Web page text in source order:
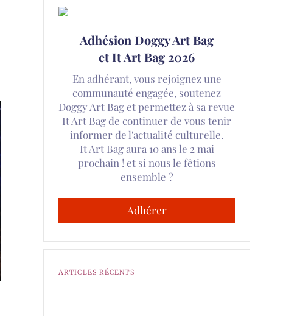
Adhésion Doggy Art Bag
et It Art Bag 2026
En adhérant, vous rejoignez une
communauté engagée, soutenez
Doggy Art Bag et permettez à sa revue
It Art Bag de continuer de vous tenir
informer de l'actualité culturelle.
It Art Bag aura 10 ans le 2 mai
prochain ! et si nous le fêtions
ensemble ?
Adhérer
ARTICLES RÉCENTS